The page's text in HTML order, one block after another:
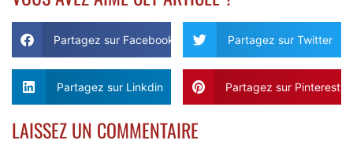
Partagez sur Facebook Partagez sur Twitter
Partagez sur Linkdin Partagez sur Pinterest
LAISSEZ UN COMMENTAIRE